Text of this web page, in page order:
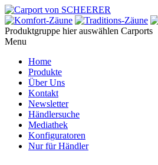
Produktgruppe hier auswählen Carports
Menu
Home
Produkte
Über Uns
Kontakt
Newsletter
Händlersuche
Mediathek
Konfiguratoren
Nur für Händler